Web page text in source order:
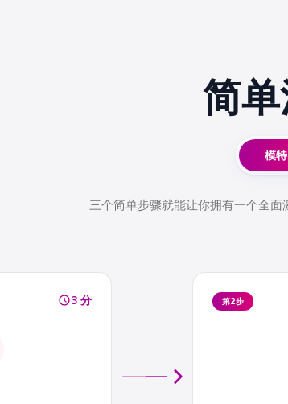
简
模特
三个简单步骤就能让你拥有一个全
3 分 第2步